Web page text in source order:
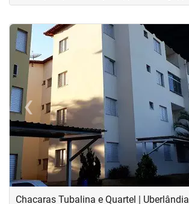
< << <
‹Previous
Chacaras Tubalina e Quartel | Uberlândia